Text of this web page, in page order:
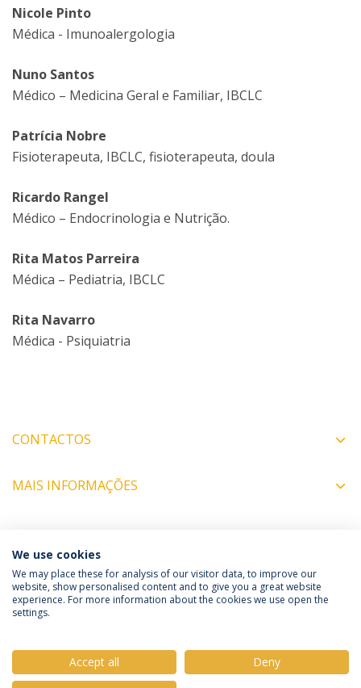
Nicole Pinto
Médica - Imunoalergologia
Nuno Santos
Médico – Medicina Geral e Familiar, IBCLC
Patrícia Nobre
Fisioterapeuta, IBCLC, fisioterapeuta, doula
Ricardo Rangel
Médico – Endocrinologia e Nutrição.
Rita Matos Parreira
Médica – Pediatria, IBCLC
Rita Navarro
Médica - Psiquiatria
CONTACTOS
MAIS INFORMAÇÕES
COORDENADORES
Política de Privacidade
Termos e Condições
We use cookies
We may place these for analysis of our visitor data, to improve our
website, show personalised content and to give you a great website
experience. For more information about the cookies we use open the
settings.
Accept all
Deny